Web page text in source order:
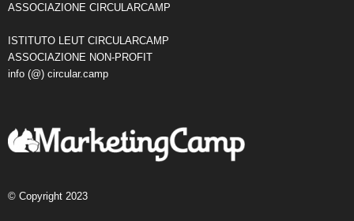
ASSOCIAZIONE CIRCULARCAMP
ISTITUTO LEUT CIRCULARCAMP
ASSOCIAZIONE NON-PROFIT
info (@) circular.camp
© Copyright 2023